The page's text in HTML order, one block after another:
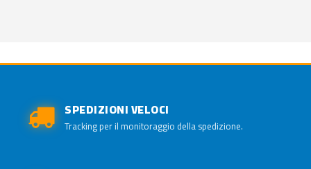
SPEDIZIONI VELOCI
Tracking per il monitoraggio della spedizione.